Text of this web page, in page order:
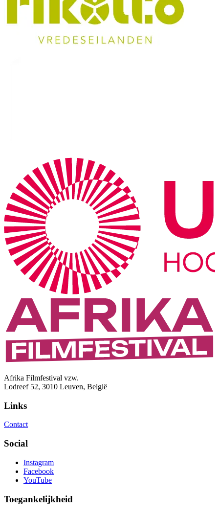
Afrika Filmfestival vzw.
Lodreef 52, 3010 Leuven, België
Links
Contact
Social
Instagram
Facebook
YouTube
Toegankelijkheid